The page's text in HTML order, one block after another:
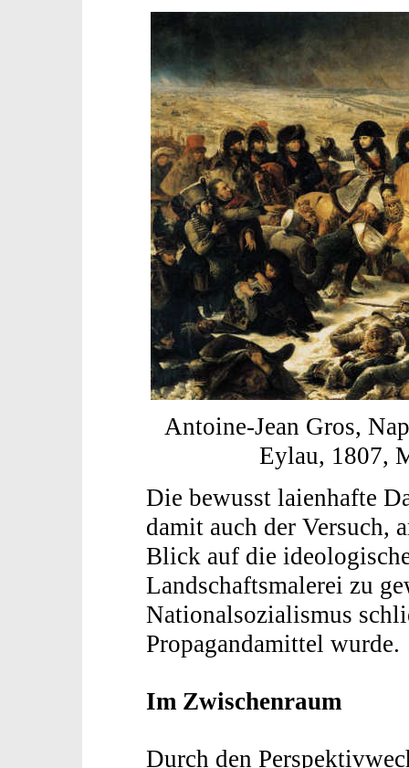
Antoine-Jean Gros,
Eylau, 1807,
Die bewusst laienhafte
damit auch der Versuch,
Blick auf die
Landschaftsmalerei zu
Nationalsozialismus
Propagandamittel
Im Zwischenraum
Durch den